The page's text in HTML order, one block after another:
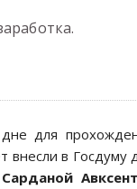
для
внесли в Госдуму
Сарданой